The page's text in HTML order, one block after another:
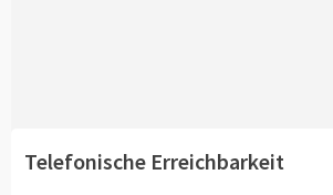
Telefonische Erreichbarkeit